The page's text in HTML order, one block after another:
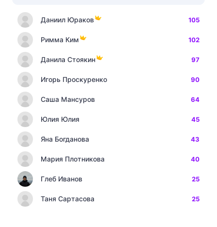
Даниил Юраков 105
Римма Ким 102
Данила Стоякин 97
Игорь Проскуренко 90
Саша Мансуров 64
Юлия Юлия 45
Яна Богданова 43
Мария Плотникова 40
Глеб Иванов 25
Таня Сартасова 25